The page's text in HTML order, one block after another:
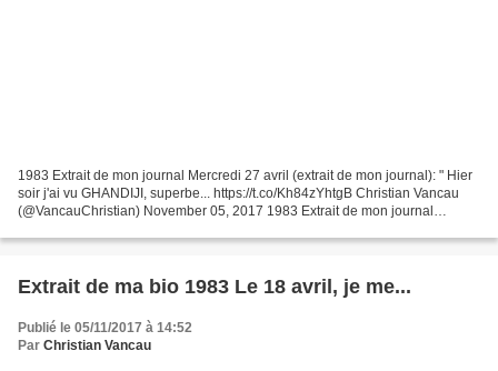
1983 Extrait de mon journal Mercredi 27 avril (extrait de mon journal): " Hier
soir j'ai vu GHANDIJI, superbe... https://t.co/Kh84zYhtgB Christian Vancau
(@VancauChristian) November 05, 2017 1983 Extrait de mon journal
Extrait de ma bio 1983 Le 18 avril, je me...
Publié le 05/11/2017 à 14:52
Par Christian Vancau